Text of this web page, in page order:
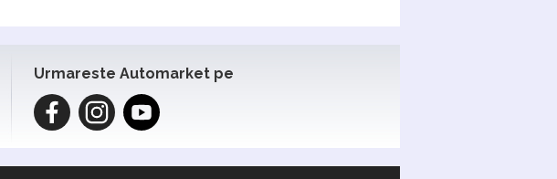
Urmareste Automarket pe